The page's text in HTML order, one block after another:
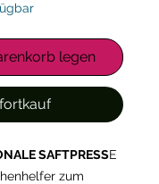
legen
SAFTPRESSE
zum